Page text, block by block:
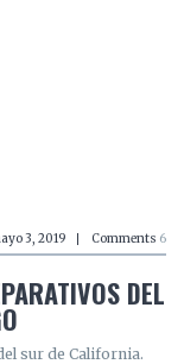
3, 2019 Comments 6
DEL
sur de California.